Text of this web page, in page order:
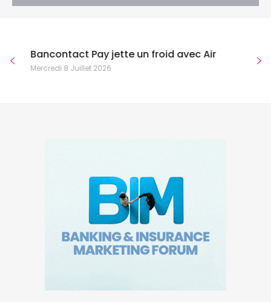
Bancontact Pay jette un froid avec Air
Mercredi 8 Juillet 2026